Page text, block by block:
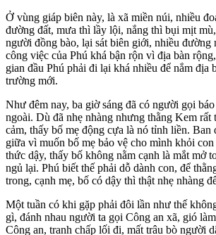
Ở vùng giáp biên này, là xã miền núi, nhiều
đường đất, mưa thì lầy lội, nắng thì bụi mịt
người đồng bào, lại sát biên giới, nhiều đường
công việc của Phú khá bận rộn vì địa bàn
gian đầu Phú phải đi lại khá nhiều để nắm địa
trường mới.
Như đêm nay, ba giờ sáng đã có người gọi
ngoài. Dù đã nhẹ nhàng nhưng thằng Kem rất
cả‌m, thấy bố mẹ động cựa là nó tỉnh liền. Ban
giữa vì muốn bố mẹ bảo vệ cho mình khỏi
thức dậy, thấy bố không nằm cạnh là mắt mở
ngủ lại. Phú biết thế phải dỗ dành con, để
trong, cạnh mẹ, bố có dậ‌y th‌ì thật nhẹ nhàng
Một tuần có khi gặp phải đôi lần như thế
gì, đánh nhau người ta gọi Công an xã, gió
Công an, tranh chấp lối đi, mất trâu bò người